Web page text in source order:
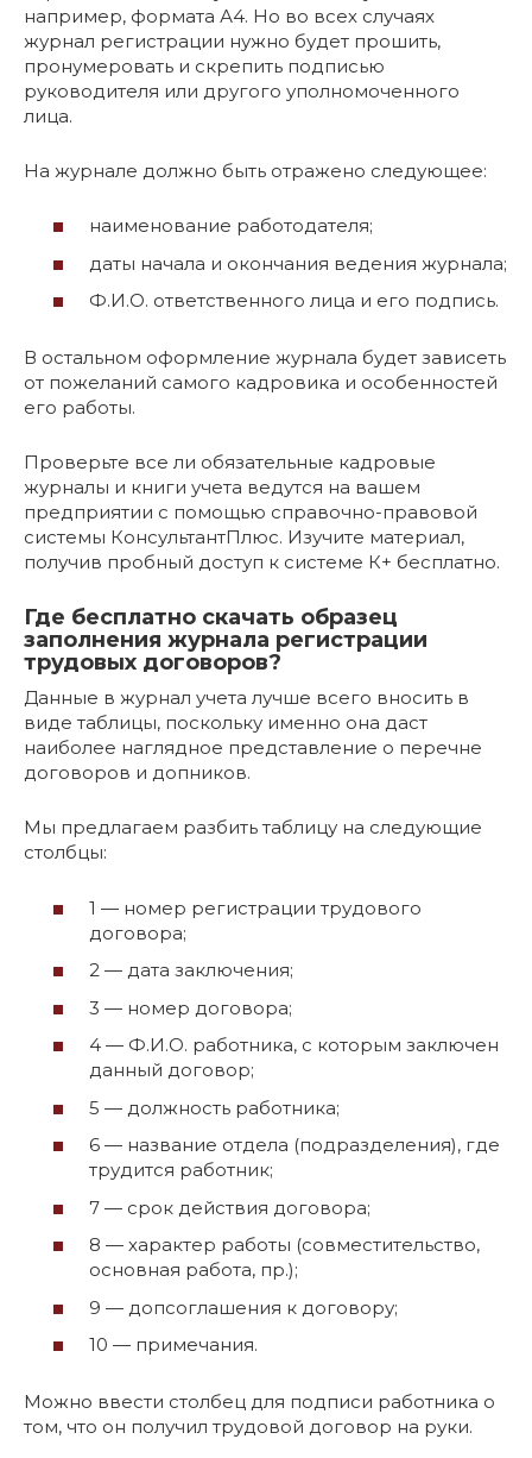
например, формата А4. Но во всех случаях
журнал регистрации нужно будет прошить,
пронумеровать и скрепить подписью
руководителя или другого уполномоченного
лица.
На журнале должно быть отражено следующее:
наименование работодателя;
даты начала и окончания ведения журнала;
Ф.И.О. ответственного лица и его подпись.
В остальном оформление журнала будет зависеть
от пожеланий самого кадровика и особенностей
его работы.
Проверьте все ли обязательные кадровые
журналы и книги учета ведутся на вашем
предприятии с помощью справочно-правовой
системы КонсультантПлюс. Изучите материал,
получив пробный доступ к системе К+ бесплатно.
Где бесплатно скачать образец
заполнения журнала регистрации
трудовых договоров?
Данные в журнал учета лучше всего вносить в
виде таблицы, поскольку именно она даст
наиболее наглядное представление о перечне
договоров и допников.
Мы предлагаем разбить таблицу на следующие
столбцы:
1 — номер регистрации трудового
договора;
2 — дата заключения;
3 — номер договора;
4 — Ф.И.О. работника, с которым заключен
данный договор;
5 — должность работника;
6 — название отдела (подразделения), где
трудится работник;
7 — срок действия договора;
8 — характер работы (совместительство,
основная работа, пр.);
9 — допсоглашения к договору;
10 — примечания.
Можно ввести столбец для подписи работника о
том, что он получил трудовой договор на руки.